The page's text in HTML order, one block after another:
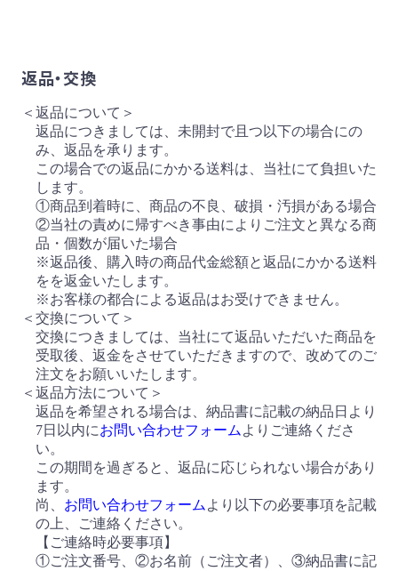
返品・交換
＜返品について＞
返品につきましては、未開封で且つ以下の場合にの
み、返品を承ります。
この場合での返品にかかる送料は、当社にて負担いた
します。
①商品到着時に、商品の不良、破損・汚損がある場合
②当社の責めに帰すべき事由によりご注文と異なる商
品・個数が届いた場合
※返品後、購入時の商品代金総額と返品にかかる送料
をを返金いたします。
※お客様の都合による返品はお受けできません。
＜交換について＞
交換につきましては、当社にて返品いただいた商品を
受取後、返金をさせていただきますので、改めてのご
注文をお願いいたします。
＜返品方法について＞
返品を希望される場合は、納品書に記載の納品日より
7日以内にお問い合わせフォーム よりご連絡くださ
い。
この期間を過ぎると、返品に応じられない場合があり
ます。
尚、 お問い合わせフォーム より以下の必要事項を記載
の上、ご連絡ください。
【ご連絡時必要事項】
①ご注文番号、②お名前（ご注文者）、③納品書に記